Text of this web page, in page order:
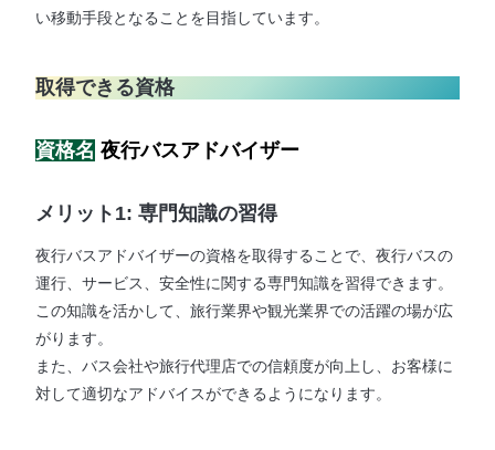
い移動手段となることを目指しています。
取得できる資格
資格名 夜行バスアドバイザー
メリット1: 専門知識の習得
夜行バスアドバイザーの資格を取得することで、夜行バスの
運行、サービス、安全性に関する専門知識を習得できます。
この知識を活かして、旅行業界や観光業界での活躍の場が広
がります。
また、バス会社や旅行代理店での信頼度が向上し、お客様に
対して適切なアドバイスができるようになります。